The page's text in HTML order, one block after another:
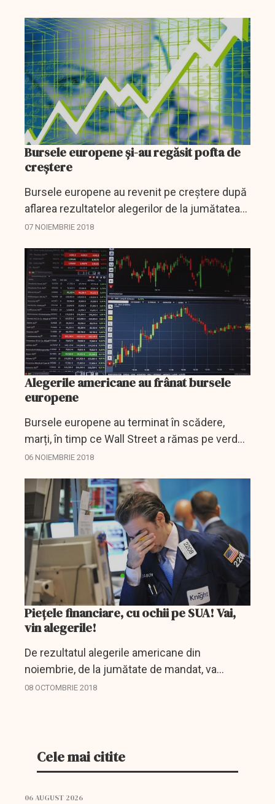
nominalizării sunt...
Bursele europene și-au regăsit pofta de
creștere
Bursele europene au revenit pe creștere după
aflarea rezultatelor alegerilor de la jumătatea
mandatului, care nu au furnizat surprize.
încurajatoare...
07 NOIEMBRIE 2018
Alegerile americane au frânat bursele
europene
Bursele europene au terminat în scădere,
marți, în timp ce Wall Street a rămas pe verde
în așteptarea rezultatelor alegerilor americane
pentru...
06 NOIEMBRIE 2018
Piețele financiare, cu ochii pe SUA! Vai,
vin alegerile!
De rezultatul alegerile americane din
noiembrie, de la jumătate de mandat, va
depinde substanțial repartizarea forțelor pe
08 OCTOMBRIE 2018
Cele mai citite
06 AUGUST 2026